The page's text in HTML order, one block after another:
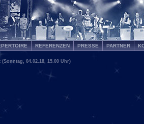
REFERENZEN PRESSE PARTNER
04.02.18, 15.00 Uhr)